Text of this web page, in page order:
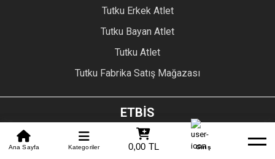
0850 305 09 70
Beden Tablosu Banka Hesapları Whatsapp Yardım
Ana Sayfa Kategoriler 0,00 TL Giriş
Tutku Erkek Atlet
Tutku Bayan Atlet
Tutku Atlet
Tutku Fabrika Satış Mağazası
ETBİS